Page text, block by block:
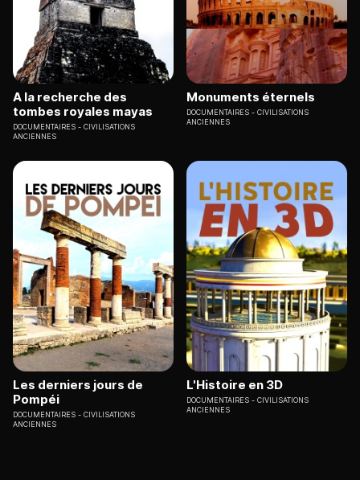
A la recherche des
tombes royales mayas
DOCUMENTAIRES
CIVILISATIONS
ANCIENNES
Monuments éternels
DOCUMENTAIRES
CIVILISATIONS
ANCIENNES
Les derniers jours de
Pompéi
DOCUMENTAIRES
CIVILISATIONS
ANCIENNES
L'Histoire en 3D
DOCUMENTAIRES
CIVILISATIONS
ANCIENNES